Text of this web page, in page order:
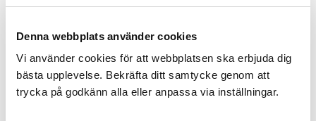
Denna webbplats använder cookies
Vi använder cookies för att webbplatsen ska erbjuda dig
bästa upplevelse. Bekräfta ditt samtycke genom att
trycka på godkänn alla eller anpassa via inställningar.
Finns i lager
Minsta beställning: 0.5 m